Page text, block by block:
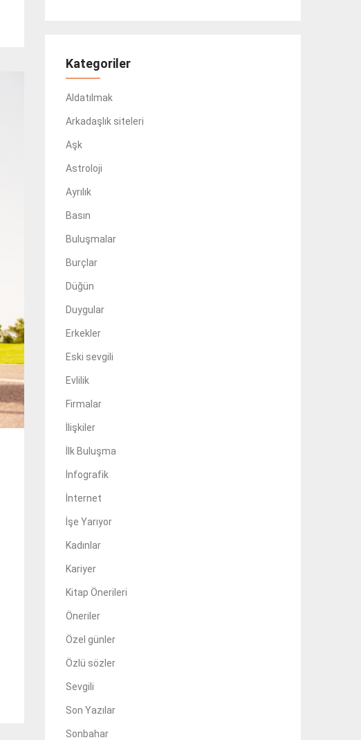
Kategoriler
Aldatılmak
Arkadaşlık siteleri
Aşk
Astroloji
Ayrılık
Basın
Buluşmalar
Burçlar
Düğün
Duygular
Erkekler
Eski sevgili
Evlilik
Firmalar
İlişkiler
İlk Buluşma
İnfografik
İnternet
İşe Yarıyor
Kadınlar
Kariyer
Kitap Önerileri
Öneriler
Özel günler
Özlü sözler
Sevgili
Son Yazılar
Sonbahar